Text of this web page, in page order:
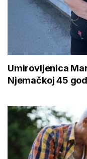
Umirovljenica
Njemačkoj 45